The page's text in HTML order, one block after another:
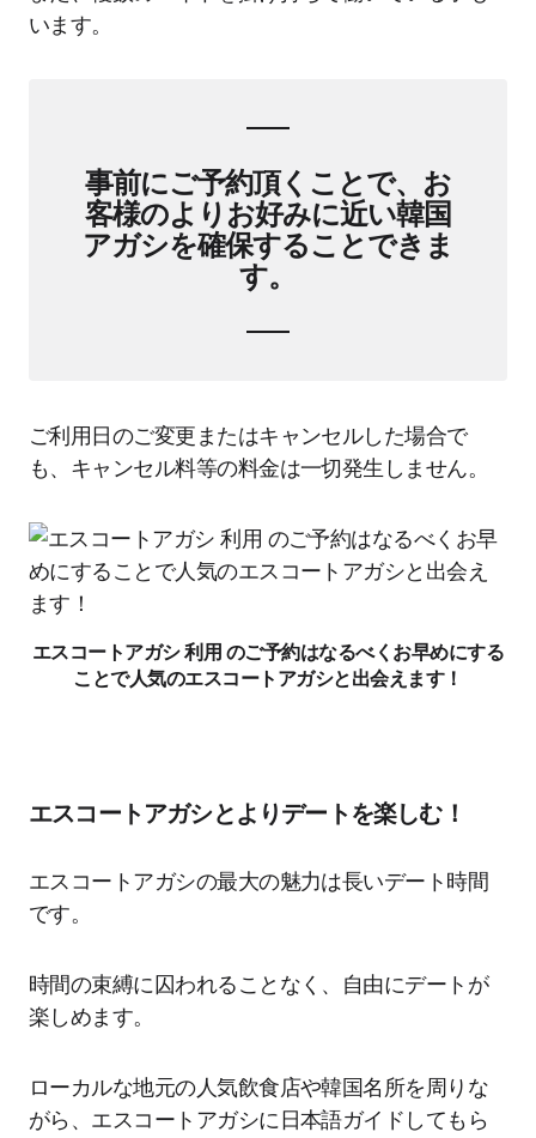
います。
事前にご予約頂くことで、お
客様のよりお好みに近い韓国
アガシを確保することできま
す。
ご利用日のご変更またはキャンセルした場合で
も、キャンセル料等の料金は一切発生しません。
エスコートアガシ 利用 のご予約はなるべくお早めにする
ことで人気のエスコートアガシと出会えます！
エスコートアガシとよりデートを楽しむ！
エスコートアガシの最大の魅力は長いデート時間
です。
時間の束縛に囚われることなく、自由にデートが
楽しめます。
ローカルな地元の人気飲食店や韓国名所を周りな
がら、エスコートアガシに日本語ガイドしてもら